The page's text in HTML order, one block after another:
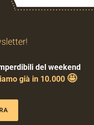
del weekend
già in 10.000 🤩